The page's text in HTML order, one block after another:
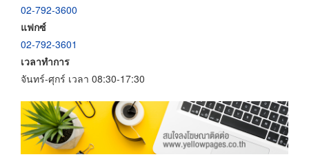
02-792-3600
แฟกซ์
02-792-3601
เวลาทำการ
จันทร์-ศุกร์ เวลา 08:30-17:30